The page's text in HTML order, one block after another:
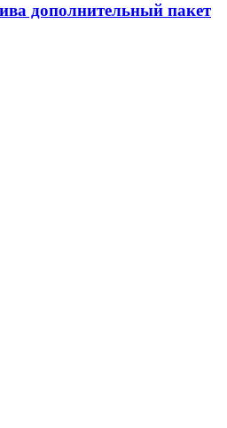
дополнительный пакет